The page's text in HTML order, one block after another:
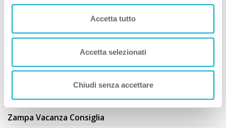
Accetta tutto
Accetta selezionati
Chiudi senza accettare
Cosenza con il cane viaggio tra i borghi della
Zampa Vacanza Consiglia